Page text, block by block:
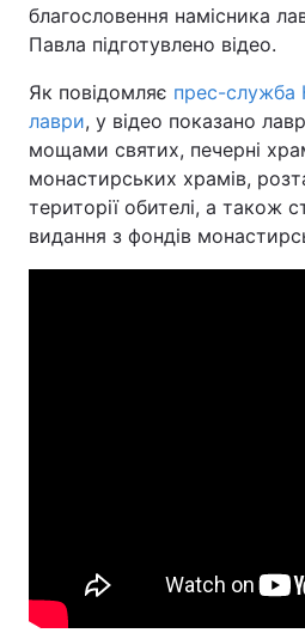
благословення намісника
Павла підготувлено відео.
Як повідомляє прес-служба
лаври, у відео показано
мощами святих, печерні
монастирських храмів,
території обителі, а також
видання з фондів